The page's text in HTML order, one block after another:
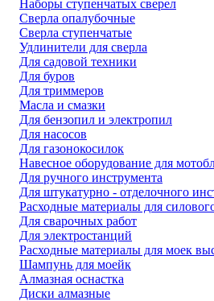
Наборы ступенчатых сверел
Сверла опалубочные
Сверла ступенчатые
Удлинители для сверла
Для садовой техники
Для буров
Для триммеров
Масла и смазки
Для бензопил и электропил
Для насосов
Для газонокосилок
Навесное оборудование для
Для ручного инструмента
Для штукатурно - отделочного
Расходные материалы для
Для сварочных работ
Для электростанций
Расходные материалы для моек
Шампунь для моейк
Алмазная оснастка
Диски алмазные